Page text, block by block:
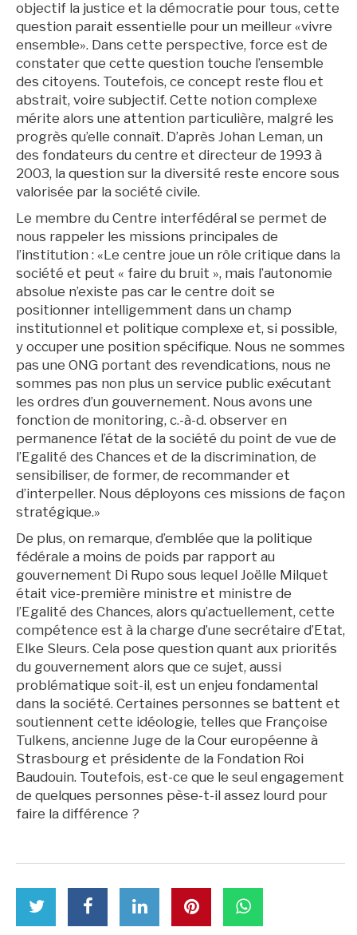
objectif la justice et la démocratie pour tous, cette
question parait essentielle pour un meilleur «vivre
ensemble». Dans cette perspective, force est de
constater que cette question touche l’ensemble
des citoyens. Toutefois, ce concept reste flou et
abstrait, voire subjectif. Cette notion complexe
mérite alors une attention particulière, malgré les
progrès qu’elle connaît. D’après Johan Leman, un
des fondateurs du centre et directeur de 1993 à
2003, la question sur la diversité reste encore sous
valorisée par la société civile.
Le membre du Centre interfédéral se permet de
nous rappeler les missions principales de
l’institution : «Le centre joue un rôle critique dans la
société et peut « faire du bruit », mais l’autonomie
absolue n’existe pas car le centre doit se
positionner intelligemment dans un champ
institutionnel et politique complexe et, si possible,
y occuper une position spécifique. Nous ne sommes
pas une ONG portant des revendications, nous ne
sommes pas non plus un service public exécutant
les ordres d’un gouvernement. Nous avons une
fonction de monitoring, c.-à-d. observer en
permanence l’état de la société du point de vue de
l’Egalité des Chances et de la discrimination, de
sensibiliser, de former, de recommander et
d’interpeller. Nous déployons ces missions de façon
stratégique.»
De plus, on remarque, d’emblée que la politique
fédérale a moins de poids par rapport au
gouvernement Di Rupo sous lequel Joëlle Milquet
était vice-première ministre et ministre de
l’Egalité des Chances, alors qu’actuellement, cette
compétence est à la charge d’une secrétaire d’Etat,
Elke Sleurs. Cela pose question quant aux priorités
du gouvernement alors que ce sujet, aussi
problématique soit-il, est un enjeu fondamental
dans la société. Certaines personnes se battent et
soutiennent cette idéologie, telles que Françoise
Tulkens, ancienne Juge de la Cour européenne à
Strasbourg et présidente de la Fondation Roi
Baudouin. Toutefois, est-ce que le seul engagement
de quelques personnes pèse-t-il assez lourd pour
faire la différence ?
partager
cet
article
cet
article
cet
article
partager
cet
article
partager
cet
article